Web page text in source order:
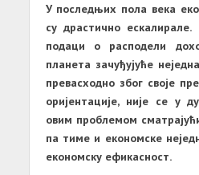
У последњих пола века
су драстично
подаци о расподели
планета зачуђујуће
превасходно због своје
оријентације, није се у
овим проблемом
па тиме и економске
економску ефикасност.